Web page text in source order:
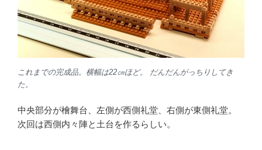
これまでの完成品。横幅は22㎝ほど。 だんだんがっちりしてき
た。
中央部分が檜舞台、左側が西側礼堂、右側が東側礼堂。
次回は西側内々陣と土台を作るらしい。